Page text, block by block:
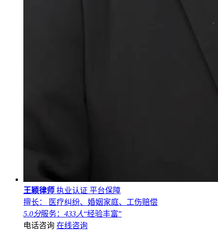
王颖律师 执业认证 平台保障
擅长： 医疗纠纷、婚姻家庭、工伤赔偿
5.0分服务： 433人“经验丰富”
电话咨询 在线咨询